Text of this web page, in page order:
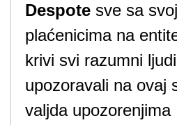
Despote sve sa
plaćenicima na
krivi svi razumni
upozoravali na ovaj
valjda upozorenjima